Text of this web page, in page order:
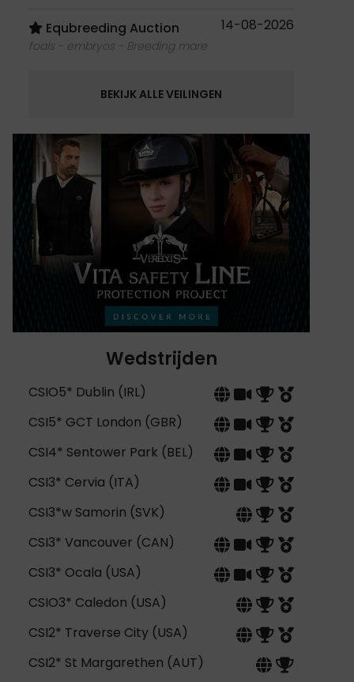
Equbreeding Auction
foals - embryos - Breeding mare
14-08-2026
BEKIJK ALLE VEILINGEN
Wedstrijden
CSIO5* Dublin (IRL)
CSI5* GCT London (GBR)
CSI4* Sentower Park (BEL)
CSI3* Cervia (ITA)
CSI3*w Samorin (SVK)
CSI3* Vancouver (CAN)
CSI3* Ocala (USA)
CSIO3* Caledon (USA)
CSI2* Traverse City (USA)
CSI2* St Margarethen (AUT)